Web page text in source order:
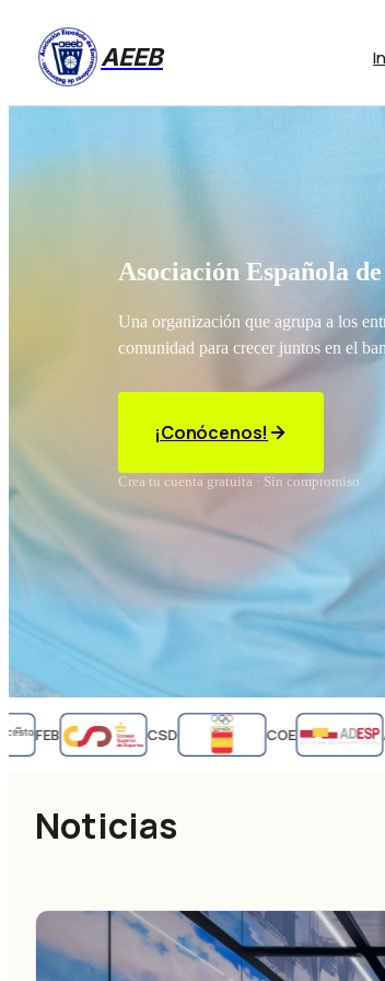
AEEB
Asociación Española
Una organización que agrupa a los
comunidad para crecer juntos en el
¡Conócenos!
Crea tu cuenta gratuita · Sin compromiso
FEB CSD COE
Noticias